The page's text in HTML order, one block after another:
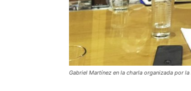
Gabriel Martínez en la charla organizada por